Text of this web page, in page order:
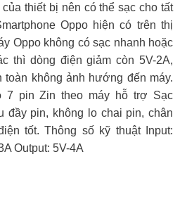
thiết bị nên có thể sạc cho tất
Oppo hiện có trên thị
Oppo không có sạc nhanh hoặc
thì dòng điện giảm còn 5V-2A,
không ảnh hướng đến máy.
7 pin Zin theo máy hỗ trợ Sạc
đầy pin, không lo chai pin, chân
tốt. Thông số kỹ thuật Input:
Output: 5V-4A